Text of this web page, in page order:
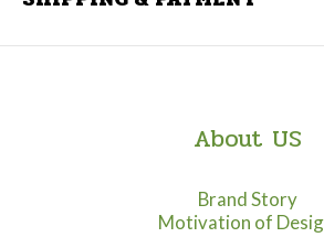
About US
Brand Story
Motivation of